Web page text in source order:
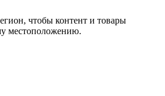
чтобы контент и товары
местоположению.